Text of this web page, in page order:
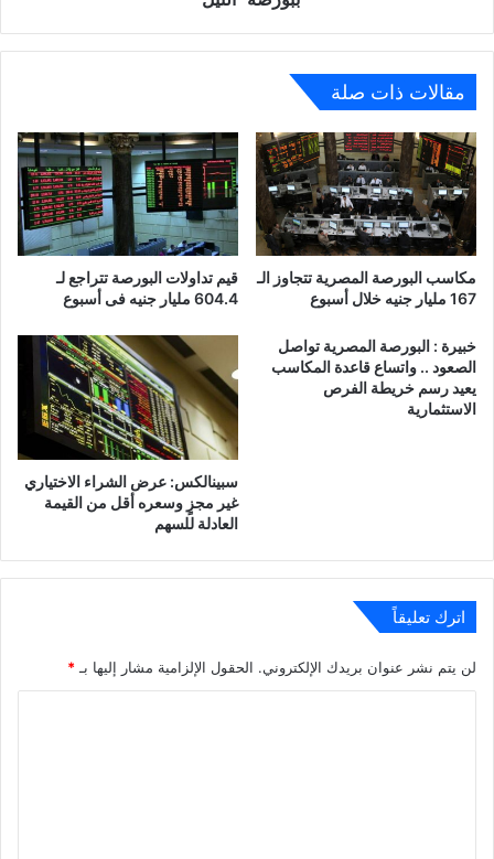
مقالات ذات صلة
مكاسب البورصة المصرية تتجاوز الـ
167 مليار جنيه خلال أسبوع
قيم تداولات البورصة تتراجع لـ
604.4 مليار جنيه فى أسبوع
خبيرة : البورصة المصرية تواصل
الصعود .. واتساع قاعدة المكاسب
يعيد رسم خريطة الفرص
الاستثمارية
سبينالكس: عرض الشراء الاختياري
غير مجزٍ وسعره أقل من القيمة
العادلة للسهم
اترك تعليقاً
لن يتم نشر عنوان بريدك الإلكتروني. الحقول الإلزامية مشار إليها بـ*